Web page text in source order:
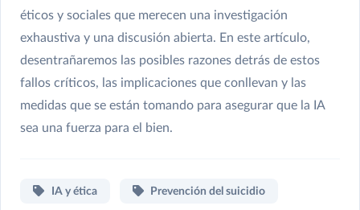
éticos y sociales que merecen una investigación
exhaustiva y una discusión abierta. En este artículo,
desentrañaremos las posibles razones detrás de estos
fallos críticos, las implicaciones que conllevan y las
medidas que se están tomando para asegurar que la IA
sea una fuerza para el bien.
IA y ética Prevención del suicidio